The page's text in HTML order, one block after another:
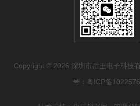
Copyright © 2026 深圳市后王电子科技
号：粤ICP备